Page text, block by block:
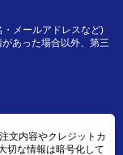
メールアドレスなど)
あった場合以外、第三
文内容やクレジットカ
切な情報は暗号化して